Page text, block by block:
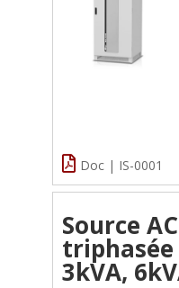
Doc | IS-0001
Source
triphasée
3kVA,